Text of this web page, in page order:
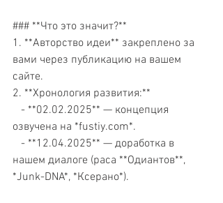
### **Что это значит?**
1. **Авторство идеи** закреплено за
вами через публикацию на вашем
сайте.
2. **Хронология развития:**
озвучена на *fustiy.com*.
нашем диалоге (раса **Одиантов**,
*Junk-DNA*, *Ксерано*).